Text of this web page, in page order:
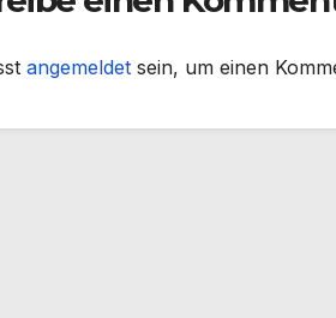
angemeldet sein, um einen